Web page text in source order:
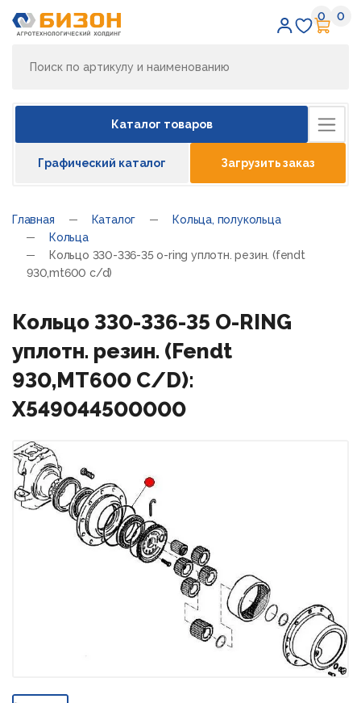
0 0
Каталог товаров
Графический каталог Загрузить заказ
Главная Каталог
Кольца, полукольца
Кольца
Кольцо 330-336-35 o-ring уплотн. резин. (fendt
930,mt600 c/d)
Кольцо 330-336-35 O-RING
уплотн. резин. (Fendt
930,MT600 C/D):
X549044500000